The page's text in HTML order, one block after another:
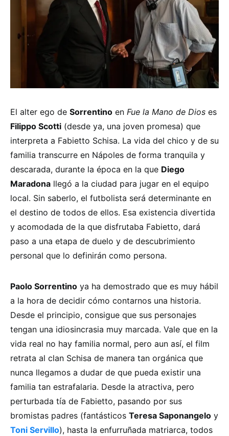
El alter ego de Sorrentino en Fue la Mano de Dios es
Filippo Scotti (desde ya, una joven promesa) que
interpreta a Fabietto Schisa. La vida del chico y de su
familia transcurre en Nápoles de forma tranquila y
descarada, durante la época en la que Diego
Maradona llegó a la ciudad para jugar en el equipo
local. Sin saberlo, el futbolista será determinante en
el destino de todos de ellos. Esa existencia divertida
y acomodada de la que disfrutaba Fabietto, dará
paso a una etapa de duelo y de descubrimiento
personal que lo definirán como persona.
Paolo Sorrentino ya ha demostrado que es muy hábil
a la hora de decidir cómo contarnos una historia.
Desde el principio, consigue que sus personajes
tengan una idiosincrasia muy marcada. Vale que en la
vida real no hay familia normal, pero aun así, el film
retrata al clan Schisa de manera tan orgánica que
nunca llegamos a dudar de que pueda existir una
familia tan estrafalaria. Desde la atractiva, pero
perturbada tía de Fabietto, pasando por sus
bromistas padres (fantásticos Teresa Saponangelo y
Toni Servillo), hasta la enfurruñada matriarca, todos